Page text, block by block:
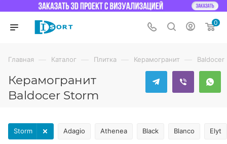
0
Главная — Каталог — Плитка — Керамогранит — Baldocer
Керамогранит
Baldocer Storm
Adagio Athenea Black Blanco Elyt
Storm